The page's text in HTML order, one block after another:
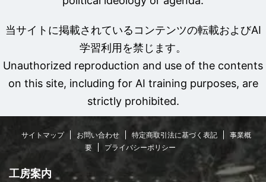
当サイトに掲載されているコンテンツの転載およびAI
学習利用を禁じます。
Unauthorized reproduction and use of the contents
on this site, including for AI training purposes, are
strictly prohibited.
サイトマップ お問い合わせ 特定商取引法に基づく表記
事業概
要
プライバシーポリシー
工房案内